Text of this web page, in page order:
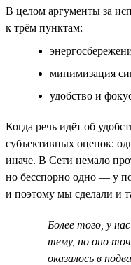
В целом аргументы за
к трём пунктам:
минимизация
удобство и
Когда речь идёт об
субъективных оценок:
иначе. В Сети немало
но бесспорно одно — у
и поэтому мы сделали и
Более того, у
тему, но оно
оказалось в